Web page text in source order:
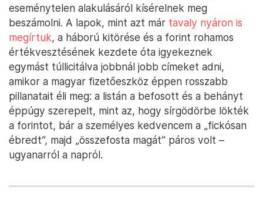
eseménytelen alakulásáról kísérelnek meg
beszámolni. A lapok, mint azt már tavaly nyáron is
megírtuk, a háború kitörése és a forint rohamos
értékvesztésének kezdete óta igyekeznek
egymást túllicitálva jobbnál jobb címeket adni,
amikor a magyar fizetőeszköz éppen rosszabb
pillanatait éli meg: a listán a befosott és a behányt
éppúgy szerepelt, mint az, hogy sírgödörbe lökték
a forintot, bár a személyes kedvencem a „fickósan
ébredt”, majd „összefosta magát” páros volt –
ugyanarról a napról.